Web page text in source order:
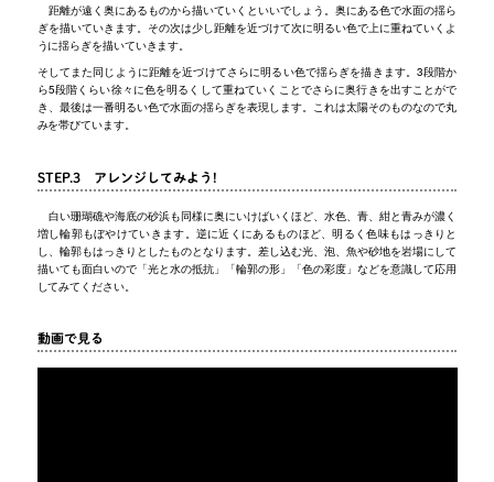
距離が遠く奥にあるものから描いていくといいでしょう。奥にある色で水面の揺ら
ぎを描いていきます。その次は少し距離を近づけて次に明るい色で上に重ねていくよ
うに揺らぎを描いていきます。
そしてまた同じように距離を近づけてさらに明るい色で揺らぎを描きます。3段階か
ら5段階くらい徐々に色を明るくして重ねていくことでさらに奥行きを出すことがで
き、最後は一番明るい色で水面の揺らぎを表現します。これは太陽そのものなので丸
みを帯びています。
STEP.3 アレンジしてみよう!
白い珊瑚礁や海底の砂浜も同様に奥にいけばいくほど、水色、青、紺と青みが濃く
増し輪郭もぼやけていきます。逆に近くにあるものほど、明るく色味もはっきりと
し、輪郭もはっきりとしたものとなります。差し込む光、泡、魚や砂地を岩場にして
描いても面白いので「光と水の抵抗」「輪郭の形」「色の彩度」などを意識して応用
してみてください。
動画で見る